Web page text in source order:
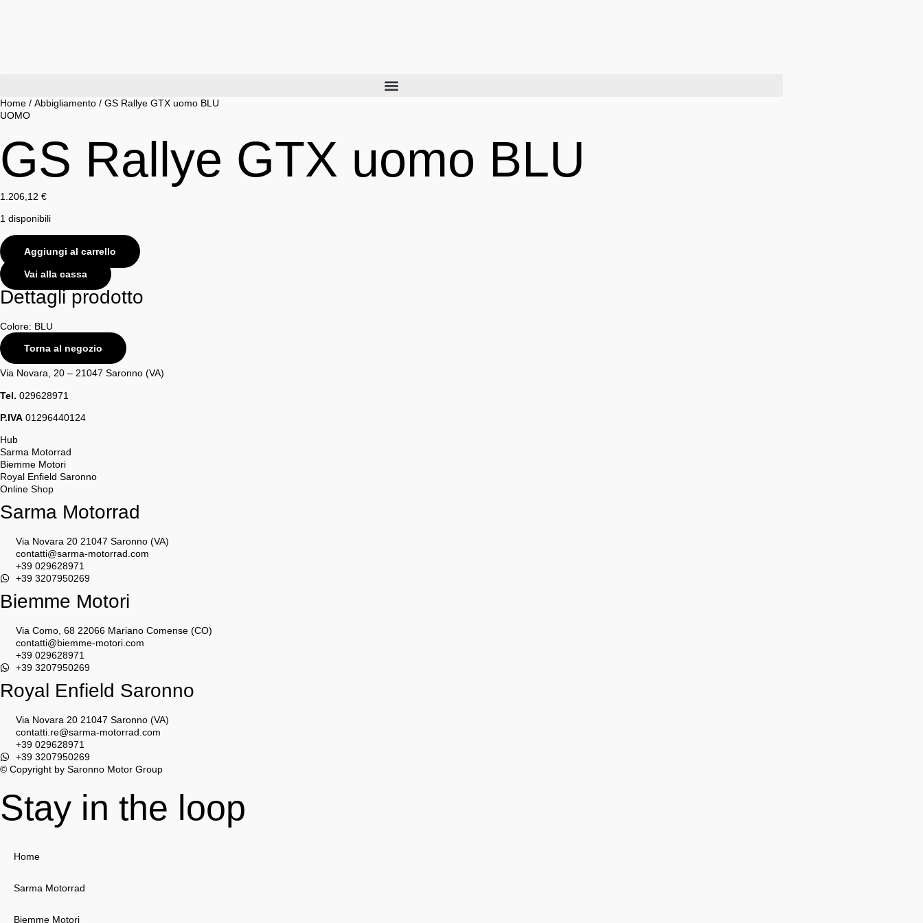
Home / Abbigliamento / GS Rallye GTX uomo BLU
UOMO
GS Rallye GTX uomo BLU
1.206,12 €
1 disponibili
GS
Rallye
GTX
uomo
BLU
quantità
Aggiungi al carrello
Vai alla cassa
Dettagli prodotto
Colore: BLU
Torna al negozio
Via Novara, 20 – 21047 Saronno (VA)
Tel. 029628971
P.IVA 01296440124
Hub
Sarma Motorrad
Biemme Motori
Royal Enfield Saronno
Online Shop
Sarma Motorrad
Via Novara 20 21047 Saronno (VA)
contatti@sarma-motorrad.com
+39 029628971
+39 3207950269
Biemme Motori
Via Como, 68 22066 Mariano Comense (CO)
contatti@biemme-motori.com
+39 029628971
+39 3207950269
Royal Enfield Saronno
Via Novara 20 21047 Saronno (VA)
contatti.re@sarma-motorrad.com
+39 029628971
+39 3207950269
© Copyright by Saronno Motor Group
Stay in the loop
Home
Sarma Motorrad
Biemme Motori